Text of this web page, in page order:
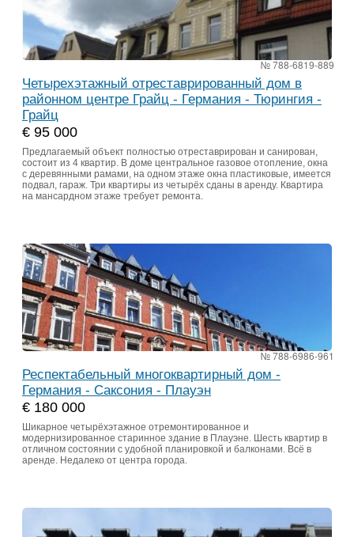
№ 788-6819-889
Четырехэтажный отреставрированный дом в
районном центре Грайц - Германия - Тюрингия -
Грайц
€ 95 000
Предлагаемый объект полностью отреставрирован и санирован,
состоит из 4 квартир. В доме центральное газовое отопление, окна
с деревянными рамами, на одном этаже окна пластиковые, имеется
подвал, гараж. Три квартиры из четырёх сданы в аренду. Квартира
на мансардном этаже требует ремонта.
№ 788-6986-961
Респектабельный многоквартирный дом -
Германия - Саксония - Плауэн
€ 180 000
Шикарное четырёхэтажное отремонтированное и
модернизированное старинное здание в Плауэне. Шесть квартир в
отличном состоянии с удобной планировкой и балконами. Всё в
аренде. Недалеко от центра города.